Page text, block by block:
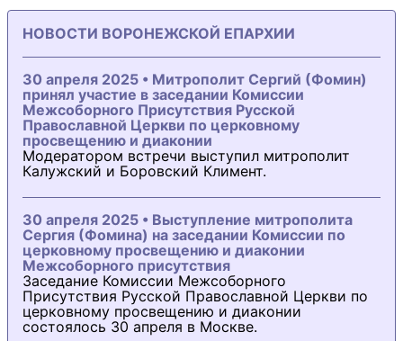
НОВОСТИ ВОРОНЕЖСКОЙ ЕПАРХИИ
30 апреля 2025 • Митрополит Сергий (Фомин)
принял участие в заседании Комиссии
Межсоборного Присутствия Русской
Православной Церкви по церковному
просвещению и диаконии
Модератором встречи выступил митрополит
Калужский и Боровский Климент.
30 апреля 2025 • Выступление митрополита
Сергия (Фомина) на заседании Комиссии по
церковному просвещению и диаконии
Межсоборного присутствия
Заседание Комиссии Межсоборного
Присутствия Русской Православной Церкви по
церковному просвещению и диаконии
состоялось 30 апреля в Москве.